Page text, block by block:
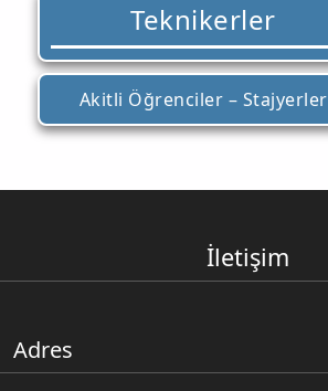
Teknikerler
Akitli Öğrenciler – Stajyerler
İletişim
Adres